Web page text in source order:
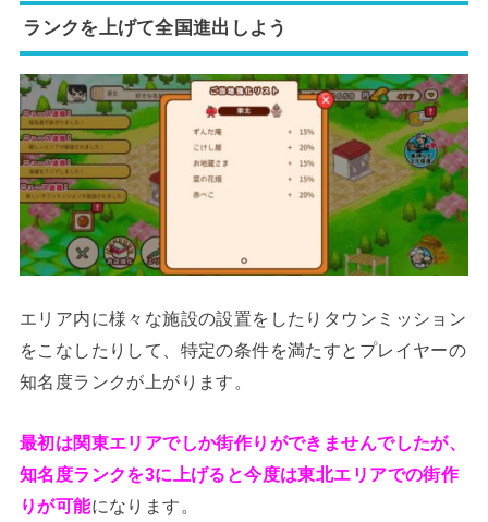
ランクを上げて全国進出しよう
エリア内に様々な施設の設置をしたりタウンミッション
をこなしたりして、特定の条件を満たすとプレイヤーの
知名度ランクが上がります。
最初は関東エリアでしか街作りができませんでしたが、
知名度ランクを3に上げると今度は東北エリアでの街作
りが可能になります。